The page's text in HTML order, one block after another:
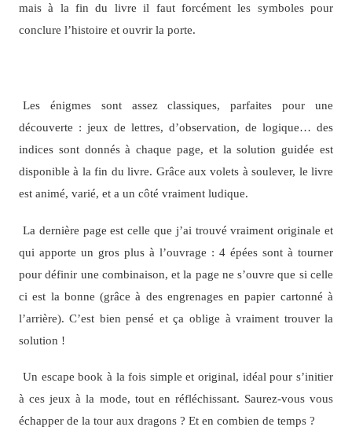
mais à la fin du livre il faut forcément les symboles pour
conclure l’histoire et ouvrir la porte.
Les énigmes sont assez classiques, parfaites pour une
découverte : jeux de lettres, d’observation, de logique… des
indices sont donnés à chaque page, et la solution guidée est
disponible à la fin du livre. Grâce aux volets à soulever, le livre
est animé, varié, et a un côté vraiment ludique.
La dernière page est celle que j’ai trouvé vraiment originale et
qui apporte un gros plus à l’ouvrage : 4 épées sont à tourner
pour définir une combinaison, et la page ne s’ouvre que si celle
ci est la bonne (grâce à des engrenages en papier cartonné à
l’arrière). C’est bien pensé et ça oblige à vraiment trouver la
solution !
Un escape book à la fois simple et original, idéal pour s’initier
à ces jeux à la mode, tout en réfléchissant. Saurez-vous vous
échapper de la tour aux dragons ? Et en combien de temps ?